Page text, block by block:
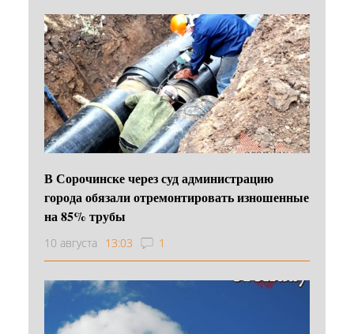
В Сорочинске через суд администрацию
города обязали отремонтировать изношенные
на 85% трубы
10 августа 13:03 1